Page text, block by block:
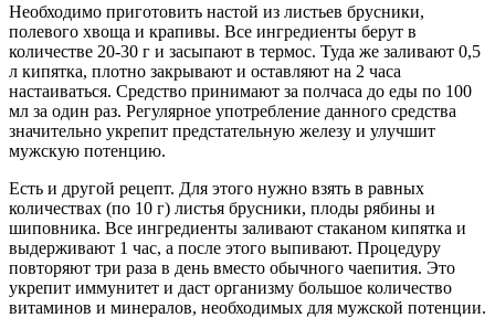
Необходимо приготовить настой из листьев брусники,
полевого хвоща и крапивы. Все ингредиенты берут в
количестве 20-30 г и засыпают в термос. Туда же заливают 0,5
л кипятка, плотно закрывают и оставляют на 2 часа
настаиваться. Средство принимают за полчаса до еды по 100
мл за один раз. Регулярное употребление данного средства
значительно укрепит предстательную железу и улучшит
мужскую потенцию.
Есть и другой рецепт. Для этого нужно взять в равных
количествах (по 10 г) листья брусники, плоды рябины и
шиповника. Все ингредиенты заливают стаканом кипятка и
выдерживают 1 час, а после этого выпивают. Процедуру
повторяют три раза в день вместо обычного чаепития. Это
укрепит иммунитет и даст организму большое количество
витаминов и минералов, необходимых для мужской потенции.